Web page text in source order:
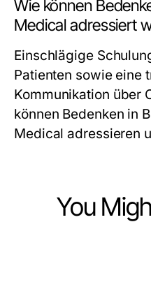
Wie können
Medical adressiert
Einschlägige
Patienten sowie eine
Kommunikation über
können Bedenken in
Medical adressieren
You